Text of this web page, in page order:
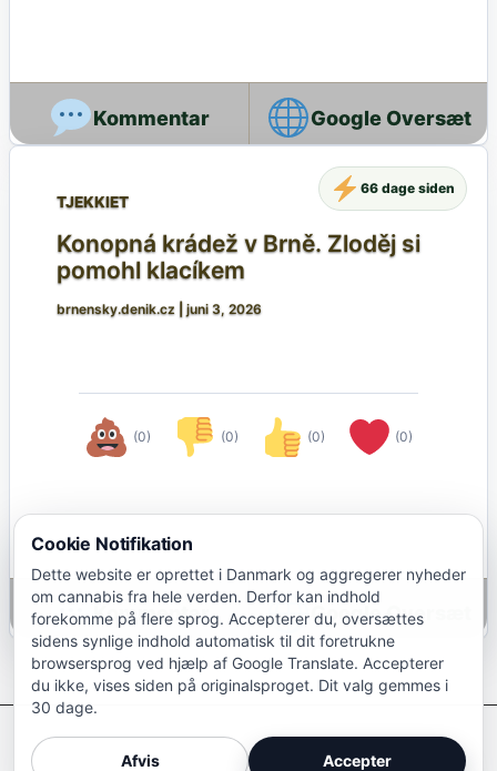
Google Oversæt
TJEKKIET
Konopná krádež v Brně. Zloděj si
pomohl klacíkem
brnensky.denik.cz juni 3, 2026
(0) (0) (0) (0)
66 dage siden
Google Oversæt
Afkriminaliser Cannabis
Cookie Notifikation
Dette website er oprettet i Danmark og aggregerer nyheder
om cannabis fra hele verden. Derfor kan indhold
forekomme på flere sprog. Accepterer du, oversættes
sidens synlige indhold automatisk til dit foretrukne
browsersprog ved hjælp af Google Translate. Accepterer
du ikke, vises siden på originalsproget. Dit valg gemmes i
30 dage.
Afvis Accepter